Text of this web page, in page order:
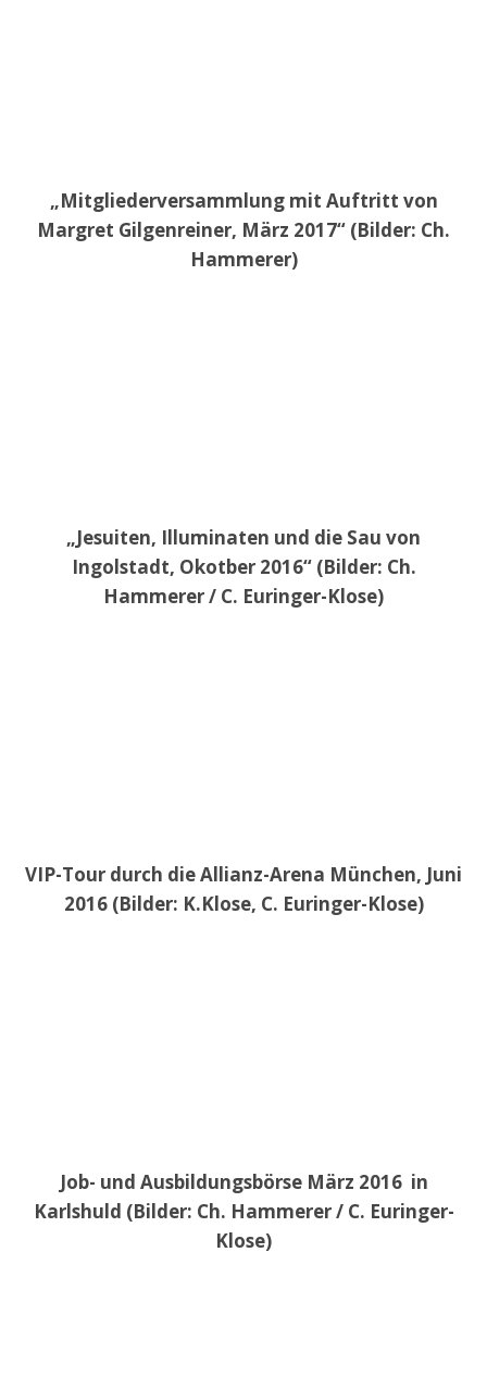
„Mitgliederversammlung mit Auftritt von
Margret Gilgenreiner, März 2017“ (Bilder: Ch.
Hammerer)
„Jesuiten, Illuminaten und die Sau von
Ingolstadt, Okotber 2016“ (Bilder: Ch.
Hammerer / C. Euringer-Klose)
VIP-Tour durch die Allianz-Arena München, Juni
2016 (Bilder: K.Klose, C. Euringer-Klose)
Job- und Ausbildungsbörse März 2016 in
Karlshuld (Bilder: Ch. Hammerer / C. Euringer-
Klose)